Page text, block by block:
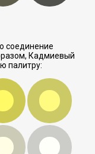
соединение
Кадмиевый
палитру: